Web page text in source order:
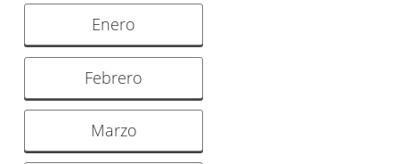
Enero
Febrero
Marzo